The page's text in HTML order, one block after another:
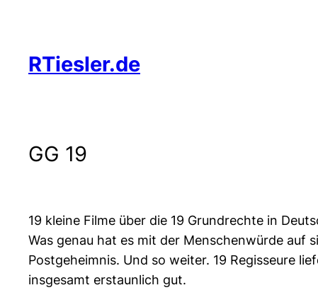
springen
RTiesler.de
GG 19
19 kleine Filme über die 19 Grundrechte in
Was genau hat es mit der Menschenwürde auf
Postgeheimnis. Und so weiter. 19 Regisseure
insgesamt erstaunlich gut.